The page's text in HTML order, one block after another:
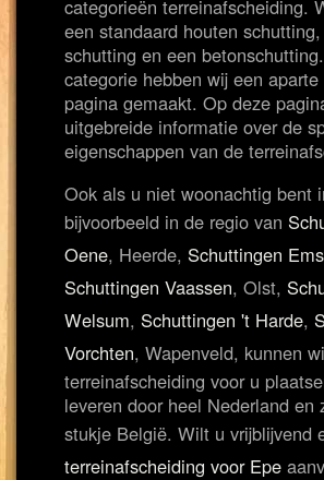
categorieën terreinafscheiding.
een standaard houten
schutting en een
categorie hebben wij een
pagina gemaakt. Op deze
uitgebreide informatie over de
eigenschappen van de
Ook als u niet woonachtig bent
bijvoorbeeld in de regio van
Oene, Heerde, Schuttingen
Schuttingen Vaassen, Olst,
Welsum, Schuttingen 't Harde,
Vorchten, Wapenveld, kunnen
terreinafscheiding voor u
leveren door heel Nederland en
stukje België. Wilt u vrijblijvend
terreinafscheiding voor Epe